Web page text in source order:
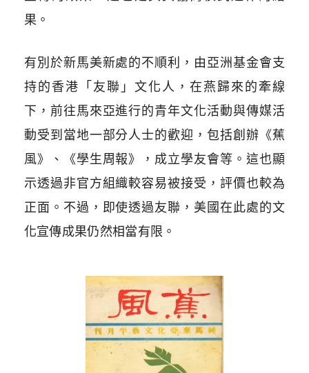
果。
有別於新馬美新處的不順利，由亞洲基金會支
持的香港「友聯」文化人，在燕歸來的牽線
下，前往馬來亞進行的青年文化活動與傳媒活
動受到當地一部分人士的歡迎，包括創辦《蕉
風》、《學生周報》，成立學友會等。這也顯
示透過非官方組織較容易被接受，評價也較為
正面。不過，即使透過友聯，美國在此處的文
化宣傳成果仍然相當有限。